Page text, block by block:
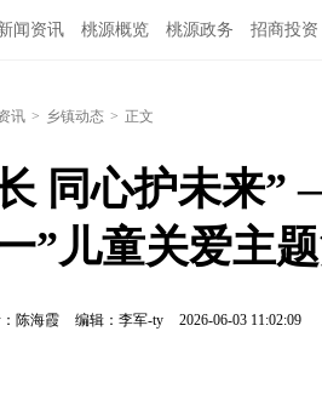
闻资讯 桃源概览 桃源政务 招商投资
讯 > 乡镇动态 > 正文
同心护未来
”儿童关爱主
陈海霞 编辑：李军-ty 2026-06-03 11:02:09